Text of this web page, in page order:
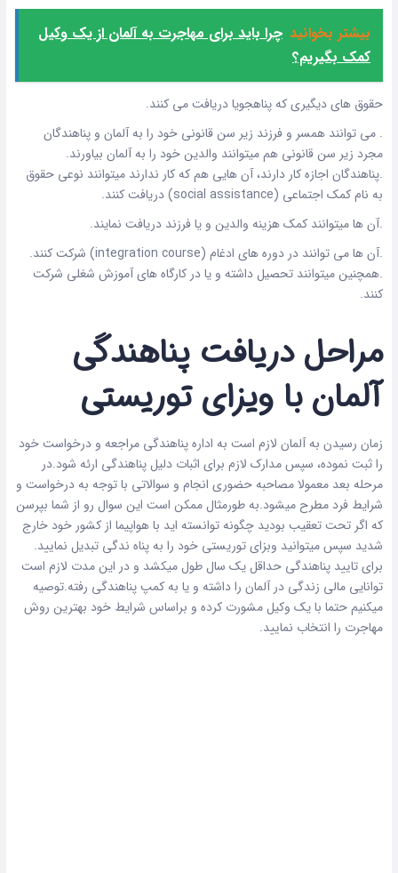
بیشتر بخوانید چرا باید برای مهاجرت به آلمان از یک وکیل
کمک بگیریم؟
حقوق های دیگیری که پناهجویا دریافت می کنند.
. می توانند همسر و فرزند زیر سن قانونی خود را به آلمان و پناهندگان
مجرد زیر سن قانونی هم میتوانند والدین خود را به آلمان بیاورند.
.پناهندگان اجازه کار دارند، آن هایی هم که کار ندارند میتوانند نوعی حقوق
به نام کمک اجتماعی (social assistance) دریافت کنند.
.آن ها میتوانند کمک هزینه والدین و یا فرزند دریافت نمایند.
.آن ها می توانند در دوره های ادغام (integration course) شرکت کنند.
.همچنین میتوانند تحصیل داشته و یا در کارگاه های آموزش شغلی شرکت
کنند.
مراحل دریافت پناهندگی
آلمان با ویزای توریستی
زمان رسیدن به آلمان لازم است به اداره پناهندگی مراجعه و درخواست خود
را ثبت نموده، سپس مدارک لازم برای اثبات دلیل پناهندگی ارئه شود.در
مرحله بعد معمولا مصاحبه حضوری انجام و سوالاتی با توجه به درخواست و
شرایط فرد مطرح میشود.به طورمثال ممکن است این سوال رو از شما بپرسن
که اگر تحت تعقیب بودید چگونه توانسته اید با هواپیما از کشور خود خارج
شدید سپس میتوانید وبزای توریستی خود را به پناه ندگی تبدیل نمایید.
برای تایید پناهندگی حداقل یک سال طول میکشد و در این مدت لازم است
توانایی مالی زندگی در آلمان را داشته و یا به کمپ پناهندگی رفته.توصیه
میکنیم حتما با یک وکیل مشورت کرده و براساس شرایط خود بهترین روش
مهاجرت را انتخاب نمایید.